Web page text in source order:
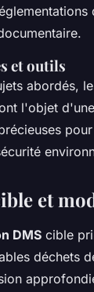
et outils
abordés,
l'objet
et
DMS cible
déchets